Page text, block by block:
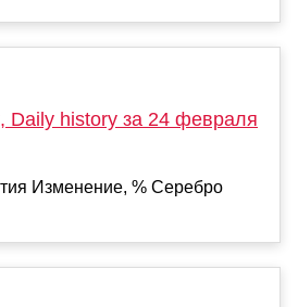
Daily history за 24 февраля
Изменение, % Серебро